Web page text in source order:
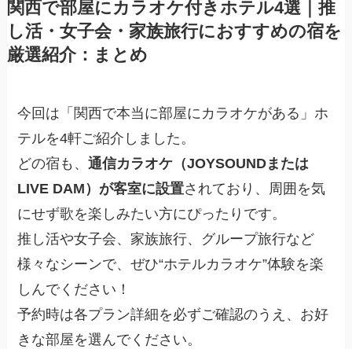
関西で部屋にカラオケ付きホテル4選｜推
し活・女子会・家族旅行におすすめの宿を
厳選紹介：まとめ
今回は「関西で本当に部屋にカラオケがある」ホ
テルを4軒ご紹介しました。
どの宿も、通信カラオケ（JOYSOUNDまたは
LIVE DAM）が客室に設置されており、周囲を気
にせず歌を楽しみたい方にぴったりです。
推し活や女子会、家族旅行、グループ旅行など
様々なシーンで、ぜひ“ホテルカラオケ”体験を楽
しんでください！
予約時は各プラン詳細を必ずご確認のうえ、お好
きな部屋を選んでください。